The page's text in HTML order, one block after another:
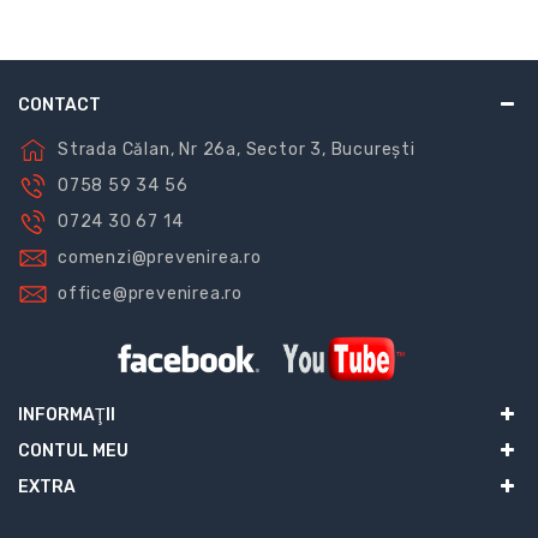
CONTACT
Strada Călan, Nr 26a, Sector 3, București
0758 59 34 56
0724 30 67 14
comenzi@prevenirea.ro
office@prevenirea.ro
INFORMAŢII
CONTUL MEU
EXTRA